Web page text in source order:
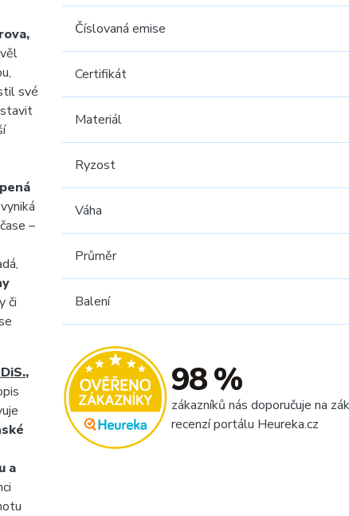
své
–
či
,
a
Číslovaná emise
Certifikát
Materiál
Ryzost
Váha
Průměr
Balení
98 %
zákazníků nás doporučuje na
recenzí portálu Heureka.cz